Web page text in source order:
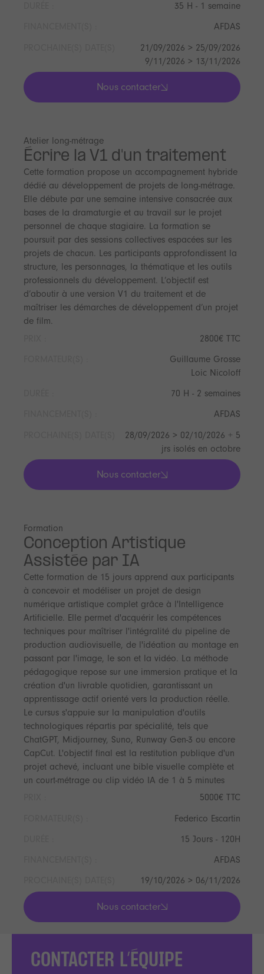
35 H - 1 semaine
AFDAS
21/09/2026 > 25/09/2026
9/11/2026 > 13/11/2026
lis les actualités
Nous contacter
Atelier long-métrage
Écrire la V1 d'un traitement
Cette formation propose un accompagnement hybride
dédié au développement de projets de long-métrage.
Elle débute par une semaine intensive consacrée aux
bases de la dramaturgie et au travail sur le projet
personnel de chaque stagiaire. La formation se
poursuit par des sessions collectives espacées sur les
projets de chacun. Les participants approfondissent la
structure, les personnages, la thématique et les outils
professionnels du développement. L’objectif est
d’aboutir à une version V1 du traitement et de
maîtriser les démarches de développement d’un projet
de film.
2800€ TTC
Guillaume Grosse
Loic Nicoloff
70 H - 2 semaines
AFDAS
28/09/2026 > 02/10/2026 + 5
jrs isolés en octobre
lis les actualités
Nous contacter
Formation
Conception Artistique
Assistée par IA
Cette formation de 15 jours apprend aux participants
à concevoir et modéliser un projet de design
numérique artistique complet grâce à l'Intelligence
Artificielle. Elle permet d'acquérir les compétences
techniques pour maîtriser l'intégralité du pipeline de
production audiovisuelle, de l'idéation au montage en
passant par l'image, le son et la vidéo. La méthode
pédagogique repose sur une immersion pratique et la
création d'un livrable quotidien, garantissant un
apprentissage actif orienté vers la production réelle.
Le cursus s'appuie sur la manipulation d'outils
technologiques répartis par spécialité, tels que
ChatGPT, Midjourney, Suno, Runway Gen-3 ou encore
CapCut. L'objectif final est la restitution publique d'un
projet achevé, incluant une bible visuelle complète et
un court-métrage ou clip vidéo IA de 1 à 5 minutes
5000€ TTC
Federico Escartin
15 Jours - 120H
AFDAS
19/10/2026 > 06/11/2026
lis les actualités
Nous contacter
CONTACTER L’ÉQUIPE